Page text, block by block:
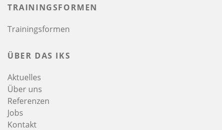
TRAININGSFORMEN
Trainingsformen
ÜBER DAS IKS
Aktuelles
Über uns
Referenzen
Jobs
Kontakt